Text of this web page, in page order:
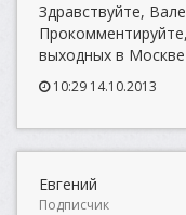
Здравствуйте,
выходных в
10:29 14.10.2013
Евгений
Подписчик